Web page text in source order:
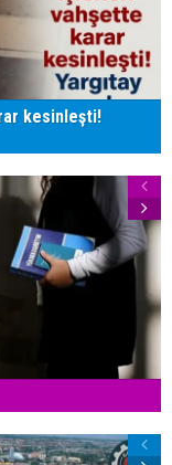
kesinleşti!